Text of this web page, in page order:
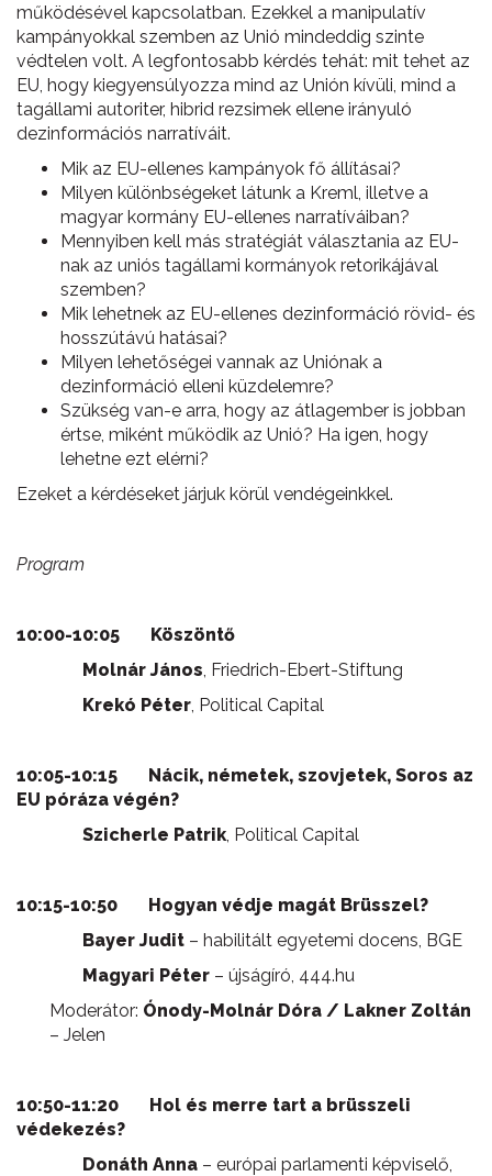
működésével kapcsolatban. Ezekkel a manipulatív
kampányokkal szemben az Unió mindeddig szinte
védtelen volt. A legfontosabb kérdés tehát: mit tehet az
EU, hogy kiegyensúlyozza mind az Unión kívüli, mind a
tagállami autoriter, hibrid rezsimek ellene irányuló
dezinformációs narratíváit.
Mik az EU-ellenes kampányok fő állításai?
Milyen különbségeket látunk a Kreml, illetve a
magyar kormány EU-ellenes narratíváiban?
Mennyiben kell más stratégiát választania az EU-
nak az uniós tagállami kormányok retorikájával
szemben?
Mik lehetnek az EU-ellenes dezinformáció rövid- és
hosszútávú hatásai?
Milyen lehetőségei vannak az Uniónak a
dezinformáció elleni küzdelemre?
Szükség van-e arra, hogy az átlagember is jobban
értse, miként működik az Unió? Ha igen, hogy
lehetne ezt elérni?
Ezeket a kérdéseket járjuk körül vendégeinkkel.
Program
10:00-10:05 Köszöntő
Molnár János , Friedrich-Ebert-Stiftung
Krekó Péter , Political Capital
10:05-10:15 Nácik, németek, szovjetek, Soros az
EU póráza végén?
Szicherle Patrik , Political Capital
10:15-10:50
Hogyan védje magát Brüsszel?
Bayer Judit – habilitált egyetemi docens, BGE
Magyari Péter – újságíró, 444.hu
Moderátor: Ónody-Molnár Dóra / Lakner Zoltán
– Jelen
10:50-11:20
Hol és merre tart a brüsszeli
védekezés?
Donáth Anna – európai parlamenti képviselő,